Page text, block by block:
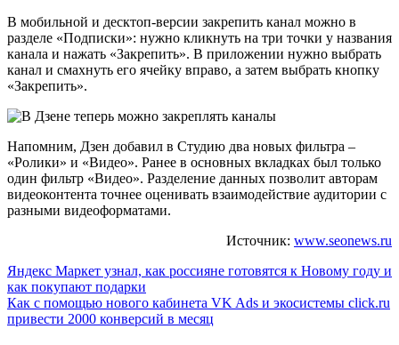
В мобильной и десктоп-версии закрепить канал можно в
разделе «Подписки»: нужно кликнуть на три точки у названия
канала и нажать «Закрепить». В приложении нужно выбрать
канал и смахнуть его ячейку вправо, а затем выбрать кнопку
«Закрепить».
Напомним, Дзен добавил в Студию два новых фильтра –
«Ролики» и «Видео». Ранее в основных вкладках был только
один фильтр «Видео». Разделение данных позволит авторам
видеоконтента точнее оценивать взаимодействие аудитории с
разными видеоформатами.
Источник: www.seonews.ru
Навигация
по
записям
Яндекс Маркет узнал, как россияне готовятся к Новому году и
как покупают подарки
Как с помощью нового кабинета VK Ads и экосистемы click.ru
привести 2000 конверсий в месяц